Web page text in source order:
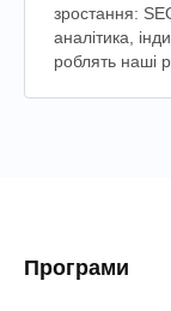
зростання:
аналітика,
роблять наші
Програми